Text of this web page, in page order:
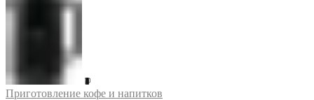
Приготовление кофе и напитков